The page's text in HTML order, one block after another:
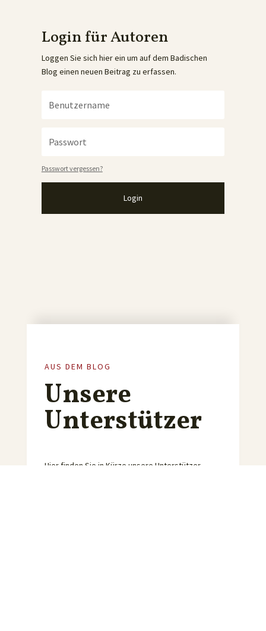
Login für Autoren
Loggen Sie sich hier ein um auf dem Badischen
Blog einen neuen Beitrag zu erfassen.
Passwort vergessen?
Login
AUS DEM BLOG
Unsere
Unterstützer
Hier finden Sie in Kürze unsere Unterstützer.